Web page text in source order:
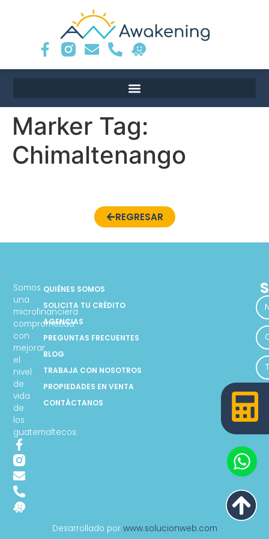
Marker Tag:
Chimaltenango
REGRESAR
Somos
una
microfinanciera
comprometida
con
mejorar
el
nivel
de
vida
de
los
guatemaltecos.
QUIÉNES SOMOS
SOLICITA TU CRÉDITO
AGENCIAS
PREGUNTAS FRECUENTES
BLOG
TRABAJA CON NOSOTROS
PROPIEDADES EN VENTA
CONTÁCTANOS
Desarrollado por www.solucionweb.com